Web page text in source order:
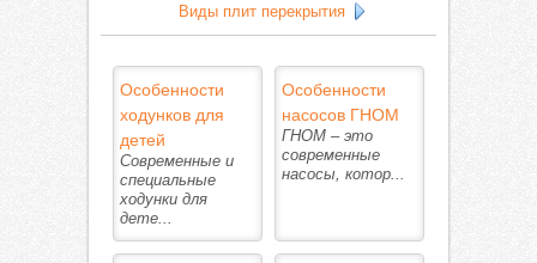
Виды плит перекрытия
Особенности
ходунков для
детей
Современные и
специальные
ходунки для
дете...
Особенности
насосов ГНОМ
ГНОМ – это
современные
насосы, котор...